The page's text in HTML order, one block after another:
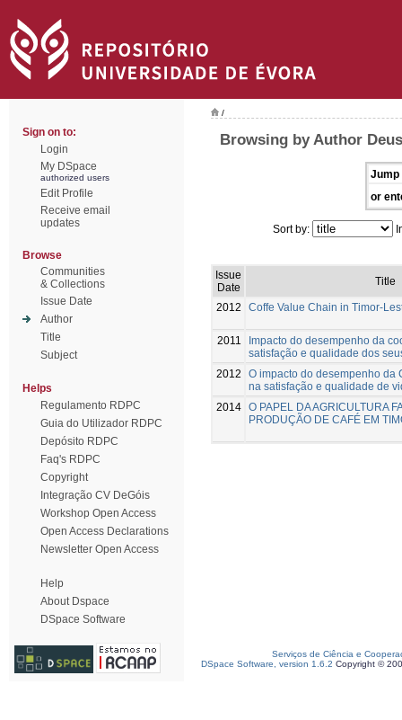
Sign on to:
Login
My DSpace
authorized users
Edit Profile
Receive email
updates
Browse
Communities
& Collections
Issue Date
Author
Title
Subject
Helps
Regulamento RDPC
Guia do Utilizador RDPC
Depósito RDPC
Faq's RDPC
Copyright
Integração CV DeGóis
Workshop Open Access
Open Access Declarations
Newsletter Open Access
Help
About Dspace
DSpace Software
/
Browsing by Author
Jump
or
Sort by:
Issue
Date
Title
2012 Coffe Value Chain in Timor-
2011
Impacto do desempenho da
satisfação e qualidade dos
2012
O impacto do desempenho da
na satisfação e qualidade de
2014 O PAPEL DA AGRICULTURA
PRODUÇÃO DE CAFÉ EM
Serviços de Ciência e
DSpace Software, version 1.6.2 Copyright ©